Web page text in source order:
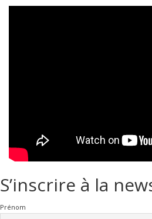
S’inscrire à la
Prénom